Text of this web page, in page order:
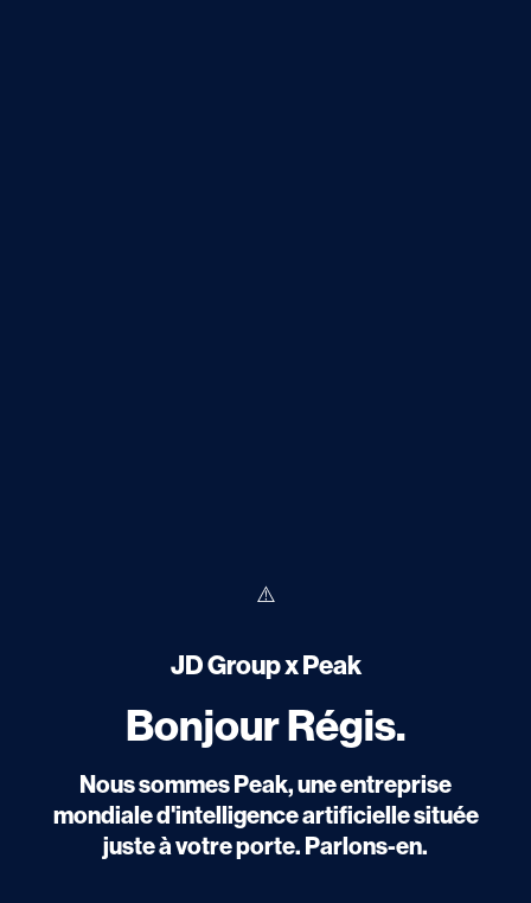
JD Group x Peak
Bonjour Régis.
Nous sommes Peak, une entreprise
mondiale d'intelligence artificielle située
juste à votre porte. Parlons-en.